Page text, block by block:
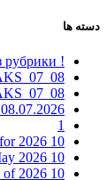
دسته ها
! Без рубрики
08_07_AU_AKS
08_07_ES_AKS
08.07.2026 онлайн казино в россии
1
10 Best AI Fitness Apps: AI-Powered Workout Apps for 2026
10 Best AI Workout Tools May 2026
10 Best Calorie Counting Apps of 2026